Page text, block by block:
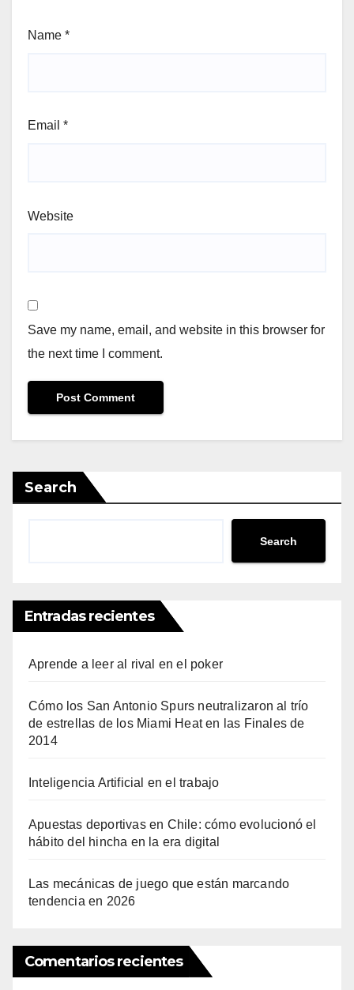
Name *
Email *
Website
Save my name, email, and website in this browser for
the next time I comment.
Search
Search
Entradas recientes
Aprende a leer al rival en el poker
Cómo los San Antonio Spurs neutralizaron al trío
de estrellas de los Miami Heat en las Finales de
2014
Inteligencia Artificial en el trabajo
Apuestas deportivas en Chile: cómo evolucionó el
hábito del hincha en la era digital
Las mecánicas de juego que están marcando
tendencia en 2026
Comentarios recientes